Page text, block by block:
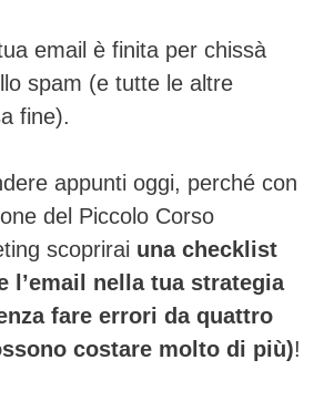
email è finita per chissà
spam (e tutte le altre
fine).
appunti oggi, perché con
del Piccolo Corso
scoprirai una checklist
l’email nella tua strategia
fare errori da quattro
costare molto di più)!